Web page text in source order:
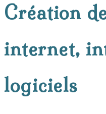
Création
internet,
logiciels